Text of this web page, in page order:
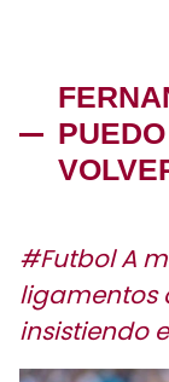
#Futbol A
ligamentos
insistiendo